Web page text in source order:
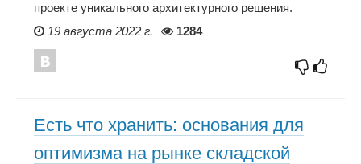
проекте уникального архитектурного решения.
19 августа 2022 г.
1284
Есть что хранить: основания для
оптимизма на рынке складской